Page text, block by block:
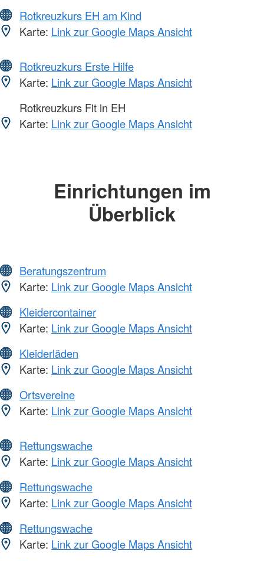
Rotkreuzkurs EH am Kind
Karte: Link zur Google Maps Ansicht
Rotkreuzkurs Erste Hilfe
Karte: Link zur Google Maps Ansicht
Rotkreuzkurs Fit in EH
Karte: Link zur Google Maps Ansicht
Einrichtungen im
Überblick
Beratungszentrum
Karte: Link zur Google Maps Ansicht
Kleidercontainer
Karte: Link zur Google Maps Ansicht
Kleiderläden
Karte: Link zur Google Maps Ansicht
Ortsvereine
Karte: Link zur Google Maps Ansicht
Rettungswache
Karte: Link zur Google Maps Ansicht
Rettungswache
Karte: Link zur Google Maps Ansicht
Rettungswache
Karte: Link zur Google Maps Ansicht